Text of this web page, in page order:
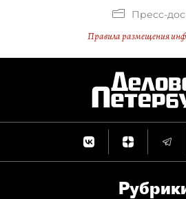
Пресс-
Правила размещения